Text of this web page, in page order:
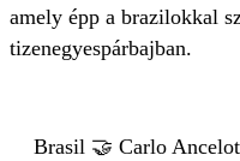
amely épp a brazilokkal
tizenegyespárbajban.
Brasil 🤝 Carlo